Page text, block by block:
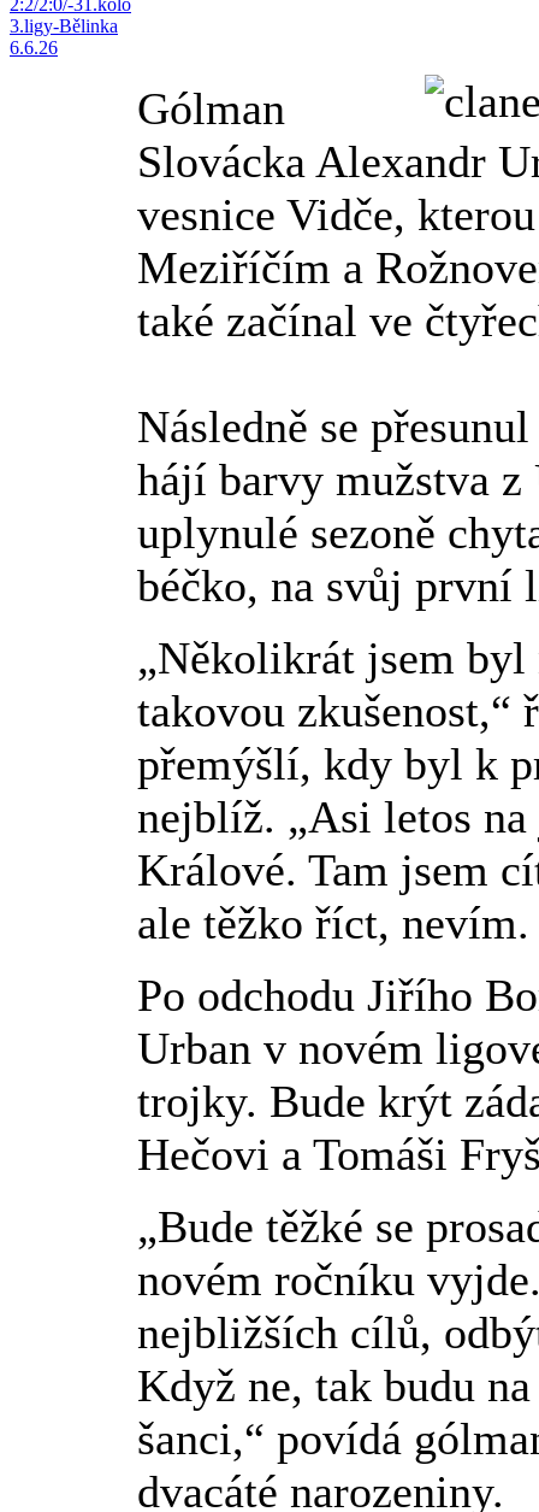
2:2/2:0/-31.kolo
3.ligy-Bělinka
6.6.26
Gólman
Slovácka Alexandr
vesnice Vidče,
Meziříčím a
také začínal ve
Následně se
hájí barvy mužstva z
uplynulé sezoně
béčko, na svůj první
„Několikrát jsem
takovou zkušenost,“
přemýšlí, kdy byl k
nejblíž. „Asi letos
Králové. Tam jsem
ale těžko říct, nevím.
Po odchodu Jiřího
Urban v novém
trojky. Bude krýt
Hečovi a Tomáši
„Bude těžké se
novém ročníku
nejbližších cílů,
Když ne, tak budu
šanci,“ povídá
dvacáté narozeniny.